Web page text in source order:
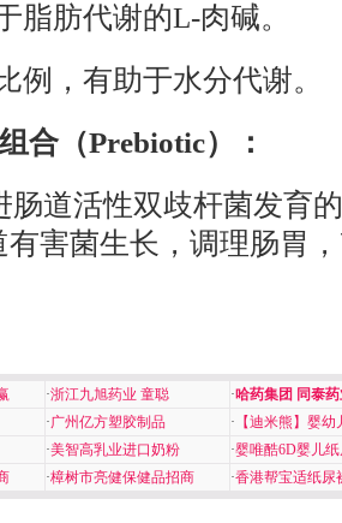
脂肪代谢的L-肉碱。
例，有助于水分代谢。
合（Prebiotic）：
肠道活性双歧杆菌发育
害菌生长，调理肠胃
·浙江九旭药业 童聪 ·哈药集团 同泰
·广州亿方塑胶制品 · 【迪米熊】婴幼
·美智高乳业进口奶粉 ·婴唯酷6D婴儿
·樟树市亮健保健品招商 ·香港帮宝适纸尿